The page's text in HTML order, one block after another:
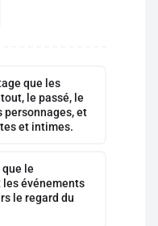
que les
le passé, le
personnages, et
et intimes.
le
les événements
le regard du